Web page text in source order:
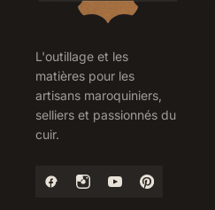
L'outillage et les
matières pour les
artisans maroquiniers,
selliers et passionnés du
cuir.